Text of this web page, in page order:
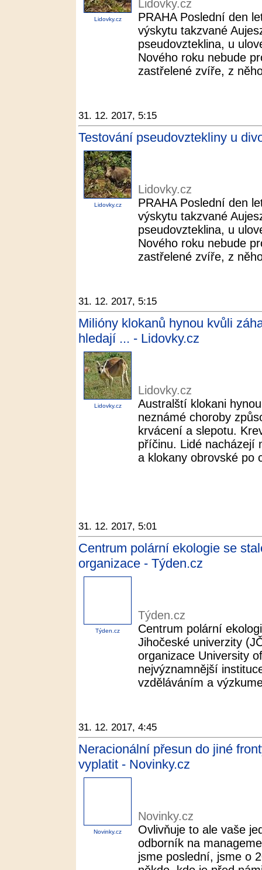
Lidovky.cz
Lidovky.cz
PRAHA Poslední den
výskytu takzvané
pseudovzteklina, u
Nového roku nebude
zastřelené zvíře, z
31. 12. 2017, 5:15
Testování pseudovztekliny u
Lidovky.cz
Lidovky.cz
PRAHA Poslední den
výskytu takzvané
pseudovzteklina, u
Nového roku nebude
zastřelené zvíře, z
31. 12. 2017, 5:15
Milióny klokanů hynou kvůli
hledají ... - Lidovky.cz
Lidovky.cz
Lidovky.cz
Australští klokani
neznámé choroby
krvácení a slepotu.
příčinu. Lidé nacházejí
a klokany obrovské po
31. 12. 2017, 5:01
Centrum polární ekologie se
organizace - Týden.cz
Týden.cz
Týden.cz
Centrum polární
Jihočeské univerzity
organizace University
nejvýznamnější
vzděláváním a
31. 12. 2017, 4:45
Neracionální přesun do jiné
vyplatit - Novinky.cz
Novinky.cz
Novinky.cz
Ovlivňuje to ale vaše
odborník na
jsme poslední, jsme o